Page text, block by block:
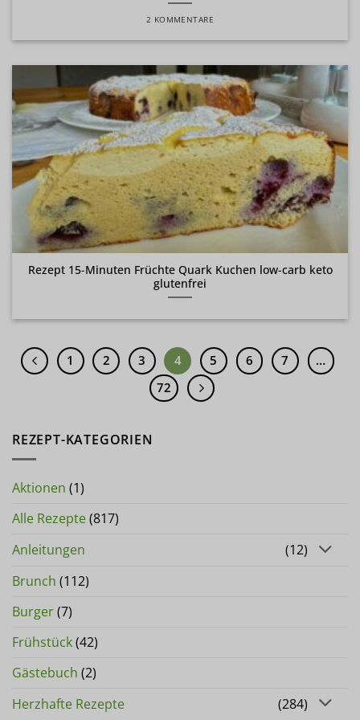
REZEPT-KATEGORIEN
Aktionen (1)
Alle Rezepte(817)
Anleitungen
(12)
Brunch (112)
Burger(7)
Frühstück(42)
Gästebuch (2)
Herzhafte Rezepte
(284)
2 KOMMENTARE
Rezept 15-Minuten Früchte Quark Kuchen low-carb keto
glutenfrei
1 2 3 4 5 6 7
…
72